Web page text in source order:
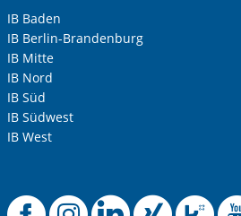
IB Baden
IB Berlin-Brandenburg
IB Mitte
IB Nord
IB Süd
IB Südwest
IB West